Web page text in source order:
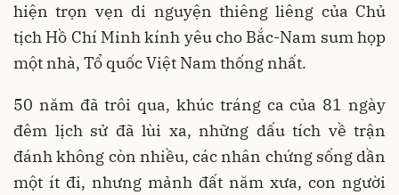
hiện trọn vẹn di nguyện thiêng liêng của Chủ
tịch Hồ Chí Minh kính yêu cho Bắc-Nam sum họp
một nhà, Tổ quốc Việt Nam thống nhất.
50 năm đã trôi qua, khúc tráng ca của 81 ngày
đêm lịch sử đã lùi xa, những dấu tích về trận
đánh không còn nhiều, các nhân chứng sống dần
một ít đi, nhưng mảnh đất năm xưa, con người